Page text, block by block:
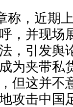
称，近期
，并现场
，引发舆
为夹带私
但这并不
攻击中国